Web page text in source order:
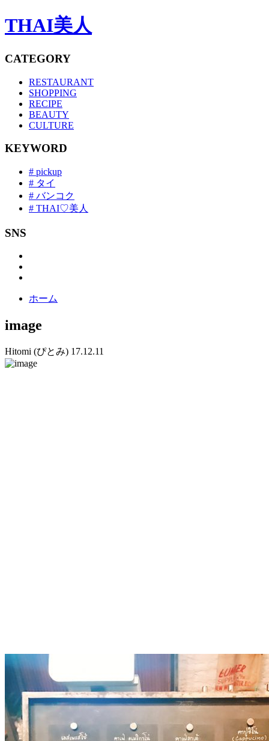
THAI美人
CATEGORY
RESTAURANT
SHOPPING
RECIPE
BEAUTY
CULTURE
KEYWORD
# pickup
# タイ
# バンコク
# THAI♡美人
SNS
ホーム
image
Hitomi (ぴとみ) 17.12.11